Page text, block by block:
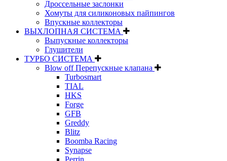
Дроссельные заслонки
Хомуты для силиконовых пайпингов
Впускные коллекторы
ВЫХЛОПНАЯ СИСТЕМА
Выпускные коллекторы
Глушители
ТУРБО СИСТЕМА
Blow off Перепускные клапана
Turbosmart
TIAL
HKS
Forge
GFB
Greddy
Blitz
Boomba Racing
Synapse
Perrin